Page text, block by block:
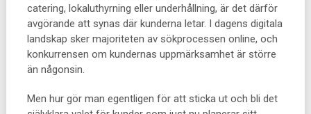
catering, lokaluthyrning eller underhållning, är det därför
avgörande att synas där kunderna letar. I dagens digitala
landskap sker majoriteten av sökprocessen online, och
konkurrensen om kundernas uppmärksamhet är större
än någonsin.
Men hur gör man egentligen för att sticka ut och bli det